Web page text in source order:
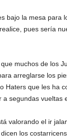
bajo la mesa para
pues sería
muchos de los
arreglarse los
Haters que les ha
segundas vueltas
valorando el ir
los